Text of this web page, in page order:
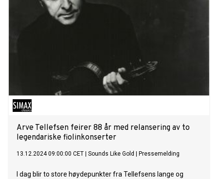
Arve Tellefsen feirer 88 år med relansering av to
legendariske fiolinkonserter
13.12.2024 09:00:00 CET Sounds Like Gold Pressemelding
I dag blir to store høydepunkter fra Tellefsens lange og